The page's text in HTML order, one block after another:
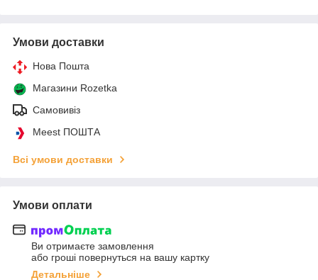
Умови доставки
Нова Пошта
Магазини Rozetka
Самовивіз
Meest ПОШТА
Всі умови доставки
Умови оплати
Ви отримаєте замовлення
або гроші повернуться на вашу картку
Детальніше